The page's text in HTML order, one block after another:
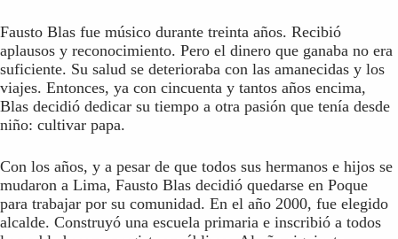
Fausto Blas fue músico durante treinta años. Recibió
aplausos y reconocimiento. Pero el dinero que ganaba no era
suficiente. Su salud se deterioraba con las amanecidas y los
viajes. Entonces, ya con cincuenta y tantos años encima,
Blas decidió dedicar su tiempo a otra pasión que tenía desde
niño: cultivar papa.
Con los años, y a pesar de que todos sus hermanos e hijos se
mudaron a Lima, Fausto Blas decidió quedarse en Poque
para trabajar por su comunidad. En el año 2000, fue elegido
alcalde. Construyó una escuela primaria e inscribió a todos